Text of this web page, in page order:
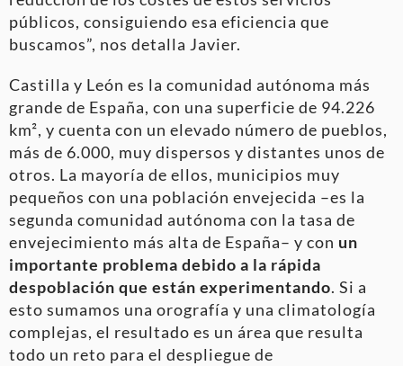
públicos, consiguiendo esa eficiencia que
buscamos”, nos detalla Javier.
Castilla y León es la comunidad autónoma más
grande de España, con una superficie de 94.226
km², y cuenta con un elevado número de pueblos,
más de 6.000, muy dispersos y distantes unos de
otros. La mayoría de ellos, municipios muy
pequeños con una población envejecida –es la
segunda comunidad autónoma con la tasa de
envejecimiento más alta de España– y con un
importante problema debido a la rápida
despoblación que están experimentando. Si a
esto sumamos una orografía y una climatología
complejas, el resultado es un área que resulta
todo un reto para el despliegue de